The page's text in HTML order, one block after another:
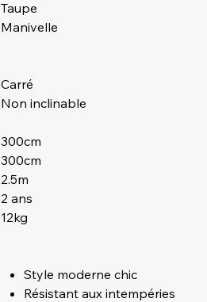
Taupe
Manivelle
Carré
Non inclinable
300cm
300cm
2.5m
2 ans
12kg
Style moderne chic
Résistant aux intempéries